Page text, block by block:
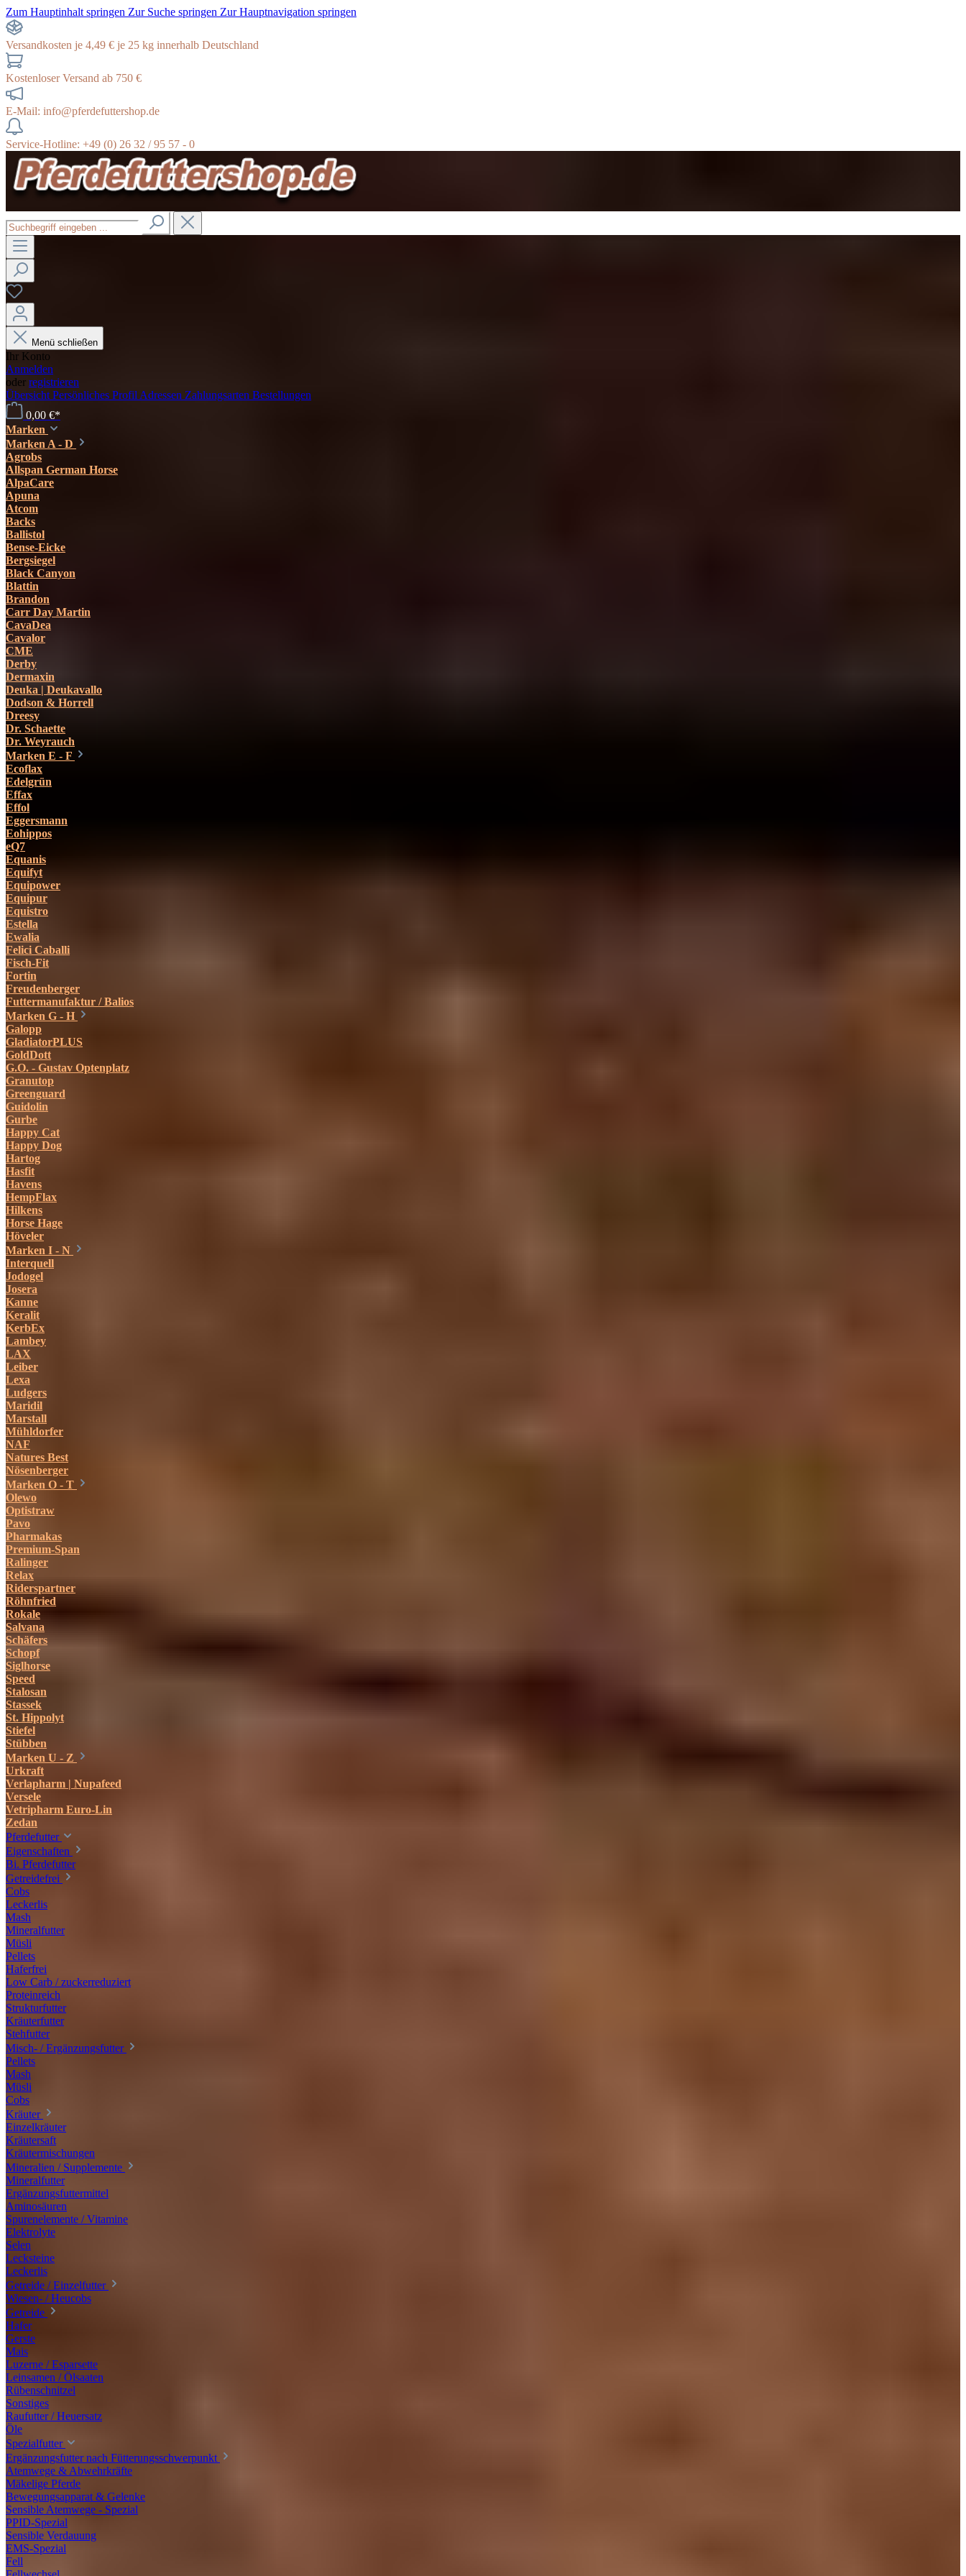
Zum Hauptinhalt springen Zur Suche springen Zur Hauptnavigation springen
Versandkosten je 4,49 € je 25 kg innerhalb Deutschland
Kostenloser Versand ab 750 €
E-Mail: info@pferdefuttershop.de
Service-Hotline: +49 (0) 26 32 / 95 57 - 0
Menü schließen
Ihr Konto
Anmelden
oder registrieren
Übersicht Persönliches Profil Adressen Zahlungsarten Bestellungen
0,00 €*
Marken
Marken A - D
Agrobs
Allspan German Horse
AlpaCare
Apuna
Atcom
Backs
Ballistol
Bense-Eicke
Bergsiegel
Black Canyon
Blattin
Brandon
Carr Day Martin
CavaDea
Cavalor
CME
Derby
Dermaxin
Deuka | Deukavallo
Dodson & Horrell
Dreesy
Dr. Schaette
Dr. Weyrauch
Marken E - F
Ecoflax
Edelgrün
Effax
Effol
Eggersmann
Eohippos
eQ7
Equanis
Equifyt
Equipower
Equipur
Equistro
Estella
Ewalia
Felici Caballi
Fisch-Fit
Fortin
Freudenberger
Futtermanufaktur / Balios
Marken G - H
Galopp
GladiatorPLUS
GoldDott
G.O. - Gustav Optenplatz
Granutop
Greenguard
Guidolin
Gurbe
Happy Cat
Happy Dog
Hartog
Hasfit
Havens
HempFlax
Hilkens
Horse Hage
Höveler
Marken I - N
Interquell
Jodogel
Josera
Kanne
Keralit
KerbEx
Lambey
LAX
Leiber
Lexa
Ludgers
Maridil
Marstall
Mühldorfer
NAF
Natures Best
Nösenberger
Marken O - T
Olewo
Optistraw
Pavo
Pharmakas
Premium-Span
Ralinger
Relax
Riderspartner
Röhnfried
Rokale
Salvana
Schäfers
Schopf
Siglhorse
Speed
Stalosan
Stassek
St. Hippolyt
Stiefel
Stübben
Marken U - Z
Urkraft
Verlapharm | Nupafeed
Versele
Vetripharm Euro-Lin
Zedan
Pferdefutter
Eigenschaften
Bi. Pferdefutter
Getreidefrei
Cobs
Leckerlis
Mash
Mineralfutter
Müsli
Pellets
Haferfrei
Low Carb / zuckerreduziert
Proteinreich
Strukturfutter
Kräuterfutter
Stehfutter
Misch- / Ergänzungsfutter
Pellets
Mash
Müsli
Cobs
Kräuter
Einzelkräuter
Kräutersaft
Kräutermischungen
Mineralien / Supplemente
Mineralfutter
Ergänzungsfuttermittel
Aminosäuren
Spurenelemente / Vitamine
Elektrolyte
Selen
Lecksteine
Leckerlis
Getreide / Einzelfutter
Wiesen- / Heucobs
Getreide
Hafer
Gerste
Mais
Luzerne / Esparsette
Leinsamen / Ölsaaten
Rübenschnitzel
Sonstiges
Raufutter / Heuersatz
Öle
Spezialfutter
Ergänzungsfutter nach Fütterungsschwerpunkt
Atemwege & Abwehrkräfte
Mäkelige Pferde
Bewegungsapparat & Gelenke
Sensible Atemwege - Spezial
PPID-Spezial
Sensible Verdauung
EMS-Spezial
Fell